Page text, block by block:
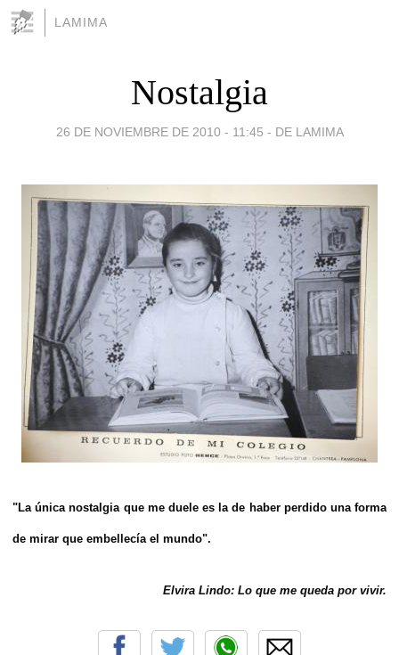
LAMIMA
Nostalgia
26 DE NOVIEMBRE DE 2010 - 11:45 - DE LAMIMA
"La única nostalgia que me duele es la de haber perdido una forma
de mirar que embellecía el mundo".
Elvira Lindo: Lo que me queda por vivir.